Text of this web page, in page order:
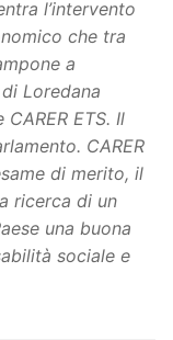
l’intervento
che tra
a
Loredana
ETS. Il
CARER
di merito, il
ricerca di un
una buona
sociale e